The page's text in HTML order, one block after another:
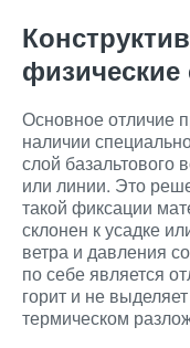
физические
Основное отличие
наличии
слой базальтового
или линии. Это
такой фиксации
склонен к усадке
ветра и давления
по себе является
горит и не
термическом